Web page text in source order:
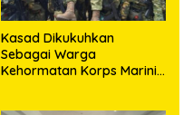
Kasad Dikukuhkan
Sebagai Warga
Kehormatan Korps Marinir